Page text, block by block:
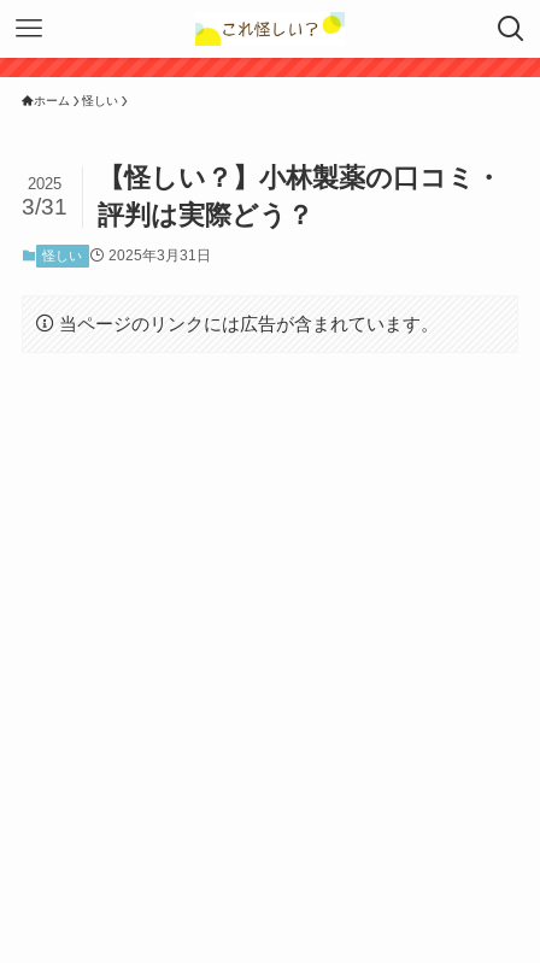
ホーム 怪しい
【怪しい？】小林製薬の口コミ・
評判は実際どう？
2025
3/31
怪しい 2025年3月31日
当ページのリンクには広告が含まれています。